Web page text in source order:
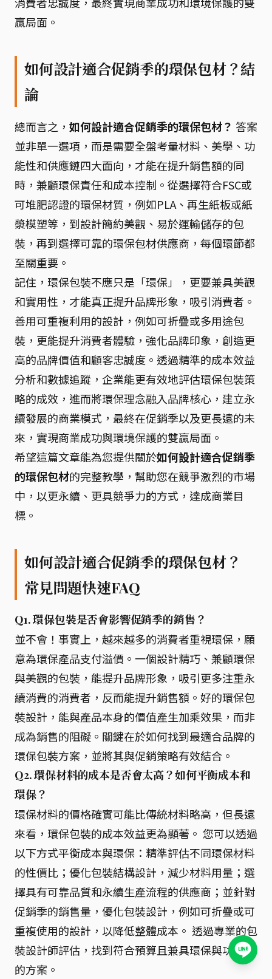
贏局面。
如何設計適合促銷季的環保包材？結
論
總而言之， 如何設計適合促銷季的環保包材？ 答案
並非單一選項，而是需要全盤考量材料、美學、功
能性和供應鏈四大面向，才能在提升銷售額的同
時，兼顧環保責任和成本控制。從選擇符合FSC或
可堆肥認證的環保材質，例如PLA、再生紙板或紙
漿模塑等，到設計簡約美觀、易於運輸儲存的包
裝，再到選擇可靠的環保包材供應商，每個環節都
至關重要。
記住，環保包裝不應只是「環保」，更要兼具美觀
和實用性，才能真正提升品牌形象，吸引消費者。
善用可重複利用的設計，例如可折疊或多用途包
裝，更能提升消費者體驗，強化品牌印象，創造更
高的品牌價值和顧客忠誠度。透過精準的成本效益
分析和數據追蹤，企業能更有效地評估環保包裝策
略的成效，進而將環保理念融入品牌核心，建立永
續發展的商業模式，最終在促銷季以及更長遠的未
來，實現商業成功與環境保護的雙贏局面。
希望這篇文章能為您提供關於如何設計適合促銷季
的環保包材的完整教學，幫助您在競爭激烈的市場
中，以更永續、更具競爭力的方式，達成商業目
標。
如何設計適合促銷季的環保包材？
常見問題快速FAQ
Q1. 環保包裝是否會影響促銷季的銷售？
並不會！事實上，越來越多的消費者重視環保，願
意為環保產品支付溢價。一個設計精巧、兼顧環保
與美觀的包裝，能提升品牌形象，吸引更多注重永
續消費的消費者，反而能提升銷售額。好的環保包
裝設計，能與產品本身的價值產生加乘效果，而非
成為銷售的阻礙。關鍵在於如何找到最適合品牌的
環保包裝方案，並將其與促銷策略有效結合。
Q2. 環保材料的成本是否會太高？如何平衡成本和
環保？
環保材料的價格確實可能比傳統材料略高，但長遠
來看，環保包裝的成本效益更為顯著。 您可以透過
以下方式平衡成本與環保：精準評估不同環保材料
的性價比；優化包裝結構設計，減少材料用量；選
擇具有可靠品質和永續生產流程的供應商；並針對
促銷季的銷售量，優化包裝設計，例如可折疊或可
重複使用的設計，以降低整體成本。 透過專業的包
裝設計師評估，找到符合預算且兼具環保與功能性
的方案。